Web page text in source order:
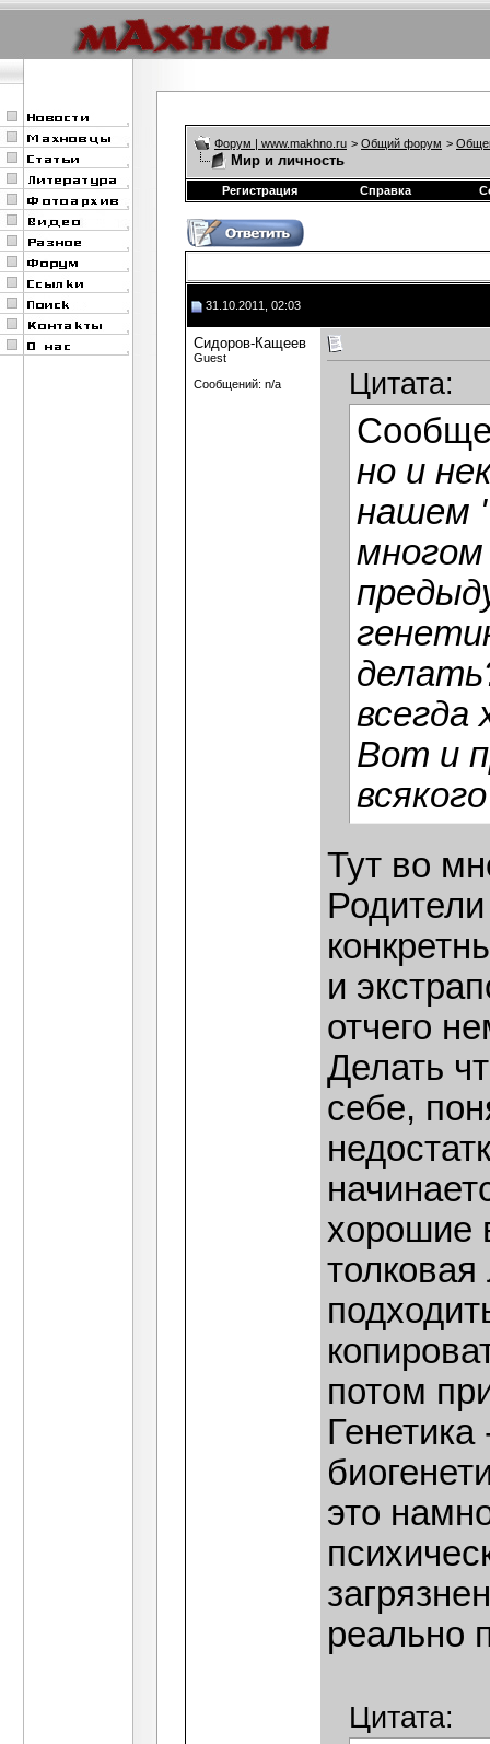
Форум | www.makhno.ru > Общий форум >
Мир и личность
Регистрация Справка
31.10.2011, 02:03
Сидоров-Кащеев
Guest
Сообщений: n/a
Цитата:
но и
нашем
всегда
Вот и
Тут во
и
отчего
Делать
себе,
хорошие
толковая
потом
это
реально
Цитата: